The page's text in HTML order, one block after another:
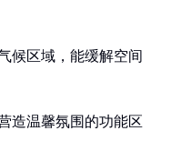
候区域，能缓解空间
造温馨氛围的功能区